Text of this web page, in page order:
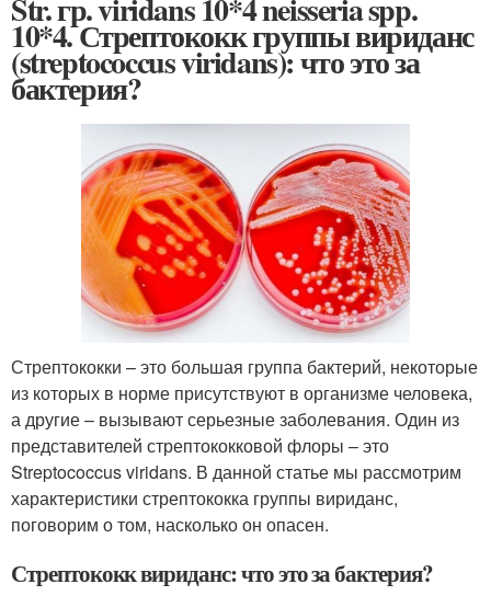
Str. гр. viridans 10*4 neisseria spp.
10*4. Стрептококк группы вириданс
(streptococcus viridans): что это за
бактерия?
Стрептококки – это большая группа бактерий, некоторые
из которых в норме присутствуют в организме человека,
а другие – вызывают серьезные заболевания. Один из
представителей стрептококковой флоры – это
Streptococcus viridans. В данной статье мы рассмотрим
характеристики стрептококка группы вириданс,
поговорим о том, насколько он опасен.
Стрептококк вириданс: что это за бактерия?